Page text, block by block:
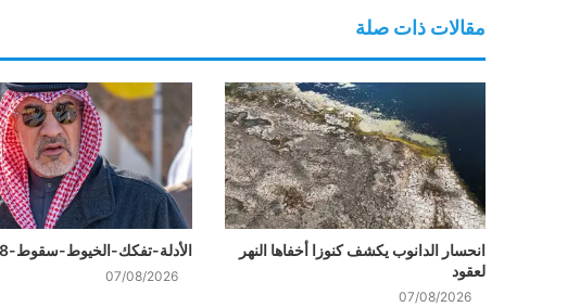
مقالات ذات صلة
انحسار الدانوب يكشف كنوزا أخفاها النهر
لعقود
07/08/2026
الأدلة-تفكك-الخيوط-سقوط-538-جنسية
07/08/2026